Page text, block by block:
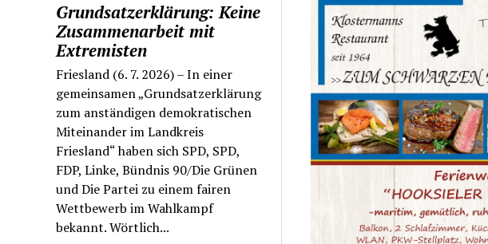
Grundsatzerklärung: Keine
Zusammenarbeit mit
Extremisten
Friesland (6. 7. 2026) – In einer
gemeinsamen „Grundsatzerklärung
zum anständigen demokratischen
Miteinander im Landkreis
Friesland“ haben sich SPD, SPD,
FDP, Linke, Bündnis 90/Die Grünen
und Die Partei zu einem fairen
Wettbewerb im Wahlkampf
bekannt. Wörtlich...